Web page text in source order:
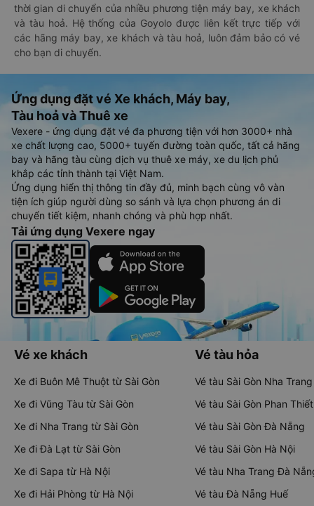
thời gian di chuyển của nhiều phương tiện máy bay, xe khách
và tàu hoả. Hệ thống của Goyolo được liên kết trực tiếp với
các hãng máy bay, xe khách và tàu hoả, luôn đảm bảo có vé
cho bạn di chuyển.
Ứng dụng đặt vé Xe khách, Máy bay,
Tàu hoả và Thuê xe
Vexere - ứng dụng đặt vé đa phương tiện với hơn 3000+ nhà
xe chất lượng cao, 5000+ tuyến đường toàn quốc, tất cả hãng
bay và hãng tàu cùng dịch vụ thuê xe máy, xe du lịch phủ
khắp các tỉnh thành tại Việt Nam.
Ứng dụng hiển thị thông tin đầy đủ, minh bạch cùng vô vàn
tiện ích giúp người dùng so sánh và lựa chọn phương án di
chuyển tiết kiệm, nhanh chóng và phù hợp nhất.
Tải ứng dụng Vexere ngay
Vé xe khách
Xe đi Buôn Mê Thuột từ Sài Gòn
Xe đi Vũng Tàu từ Sài Gòn
Xe đi Nha Trang từ Sài Gòn
Xe đi Đà Lạt từ Sài Gòn
Xe đi Sapa từ Hà Nội
Xe đi Hải Phòng từ Hà Nội
Vé tàu hỏa
Vé tàu Sài Gòn Nha Trang
Vé tàu Sài Gòn Phan Thiết
Vé tàu Sài Gòn Đà Nẵng
Vé tàu Sài Gòn Hà Nội
Vé tàu Nha Trang Đà
Vé tàu Đà Nẵng Huế